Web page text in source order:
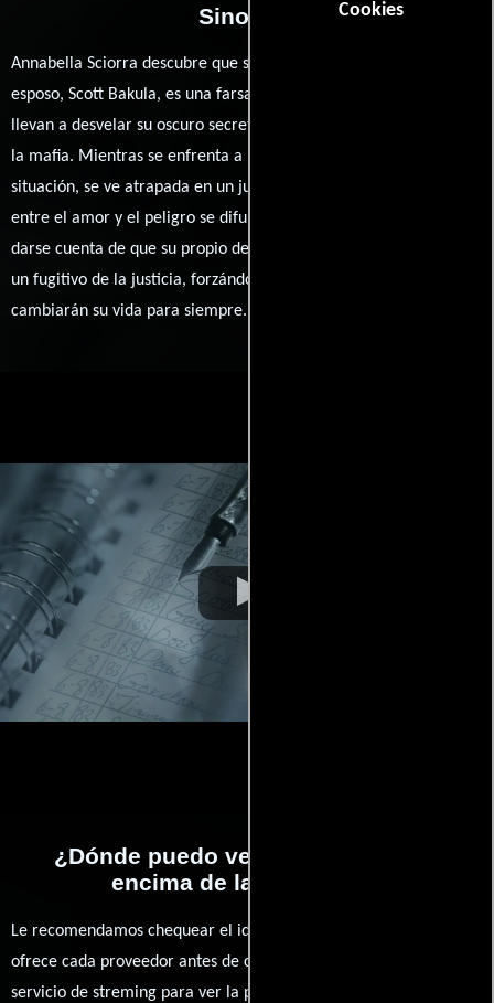
Cookies
Sinopsis
Annabella Sciorra descubre que su vida de once años junto a su
esposo, Scott Bakula, es una farsa cuando una serie de eventos la
llevan a desvelar su oscuro secreto: él es un asesino vinculado a
la mafia. Mientras se enfrenta a la traición y el horror de su
situación, se ve atrapada en un juego mortal, donde la línea
entre el amor y el peligro se difumina. La desesperación crece al
darse cuenta de que su propio destino podría estar en manos de
un fugitivo de la justicia, forzándola a tomar decisiones que
cambiarán su vida para siempre.
¿Dónde puedo ver la películas Por
encima de la sospecha?
Le recomendamos chequear el idioma, doblaje o subtítulos que
ofrece cada proveedor antes de comprar, alquilar o contratar un
servicio de streming para ver la películas.